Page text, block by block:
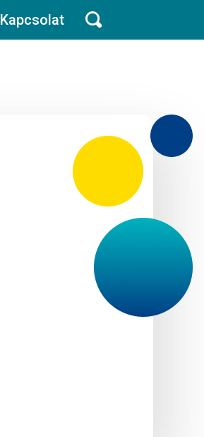
Kapcsolat